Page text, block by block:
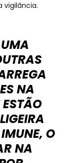
vigilância.
NA
O
NA